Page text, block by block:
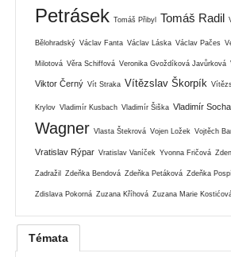
Petrásek Tomáš Přibyl Tomáš Radil
Bělohradský Václav Fanta Václav Láska Václav Pačes
Milotová Věra Schiffová Veronika Gvoždíková Javůrková
Viktor Černý Vít Straka Vítězslav Škorpík
Krylov Vladimír Kusbach Vladimír Šiška Vladimír Socha
Wagner Vlasta Štekrová Vojen Ložek Vojtěch
Vratislav Rýpar Vratislav Vaníček Yvonna Fričová
Zadražil Zdeňka Bendová Zdeňka Petáková Zdeňka
Zdislava Pokorná Zuzana Kříhová Zuzana Marie
Témata